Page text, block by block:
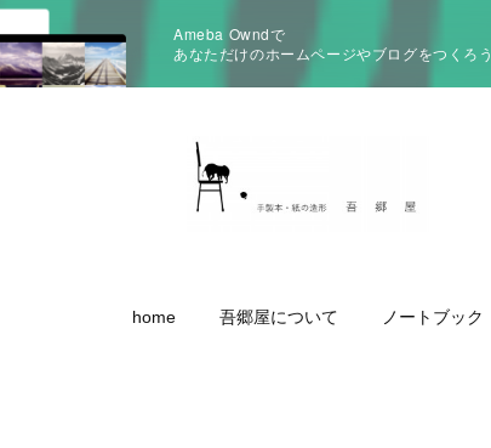
Ameba Owndで
あなただけのホームページやブログをつくろう
home 吾郷屋について ノートブック